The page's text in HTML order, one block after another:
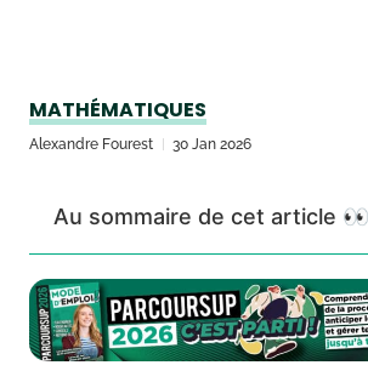
MATHÉMATIQUES
Alexandre Fourest 30 Jan 2026
Au sommaire de cet article 👀